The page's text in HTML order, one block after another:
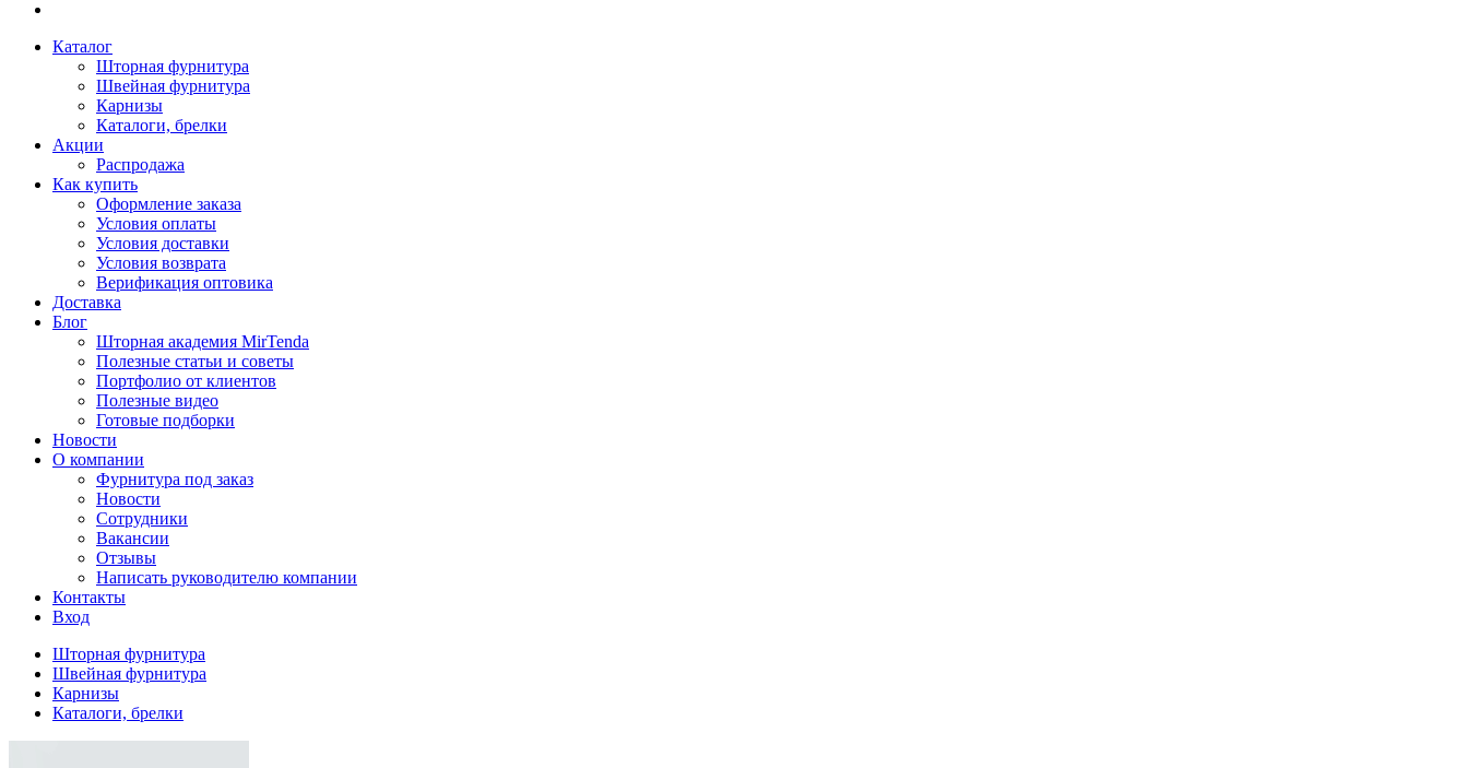
Каталог
Шторная фурнитура
Швейная фурнитура
Карнизы
Каталоги, брелки
Акции
Распродажа
Как купить
Оформление заказа
Условия оплаты
Условия доставки
Условия возврата
Верификация оптовика
Доставка
Блог
Шторная академия MirTenda
Полезные статьи и советы
Портфолио от клиентов
Полезные видео
Готовые подборки
Новости
О компании
Фурнитура под заказ
Новости
Сотрудники
Вакансии
Отзывы
Написать руководителю компании
Контакты
Вход
Шторная фурнитура
Швейная фурнитура
Карнизы
Каталоги, брелки